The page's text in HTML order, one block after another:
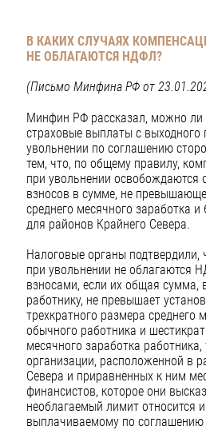
В КАКИХ СЛУЧАЯХ
НЕ ОБЛАГАЮТСЯ НДФЛ?
(Письмо Минфина РФ от
Минфин РФ рассказал, можно
страховые выплаты с выходного
увольнении по соглашению
тем, что, по общему правилу,
при увольнении
взносов в сумме, не
среднего месячного заработка
для районов Крайнего Севера.
Налоговые органы подтвердили,
при увольнении не облагаются
взносами, если их общая сумма,
работнику, не превышает
трехкратного размера среднего
обычного работника и
месячного заработка работника,
организации, расположенной в
Севера и приравненных к ним
финансистов, которое они
необлагаемый лимит относится
выплачиваемому по соглашению